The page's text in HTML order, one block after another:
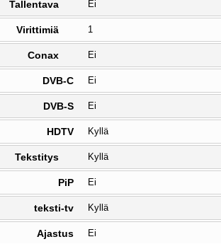
Tallentava Ei
Virittimiä 1
Conax Ei
DVB-C Ei
DVB-S Ei
HDTV Kyllä
Tekstitys Kyllä
PiP Ei
teksti-tv Kyllä
Ajastus Ei